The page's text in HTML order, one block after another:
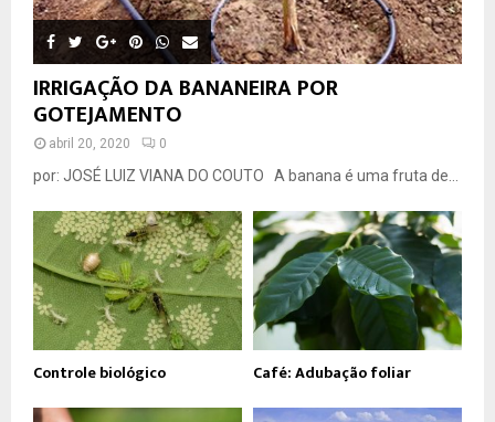
IRRIGAÇÃO DA BANANEIRA POR
GOTEJAMENTO
abril 20, 2020 0
por: JOSÉ LUIZ VIANA DO COUTO A banana é uma fruta de...
Controle biológico Café: Adubação foliar